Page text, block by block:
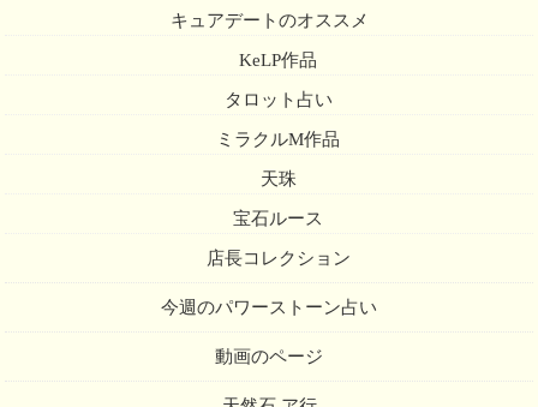
キュアデートのオススメ
KeLP作品
タロット占い
ミラクルM作品
天珠
宝石ルース
店長コレクション
今週のパワーストーン占い
動画のページ